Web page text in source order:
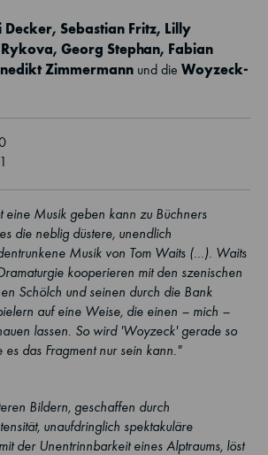
Decker, Sebastian Fritz, Lilly
, Georg Stephan, Fabian
Zimmermann und die Woyzeck-
eine Musik geben kann zu Büchners
die neblig düstere, unendlich
Musik von Tom Waits (...). Waits
kooperieren mit den szenischen
Schölch und seinen durch die Bank
auf eine Weise, die einen – mich –
lassen. So wird 'Woyzeck' gerade so
es das Fragment nur sein kann."
Bildern, geschaffen durch
unaufdringlich spektakuläre
der Unentrinnbarkeit eines Alptraums, löst